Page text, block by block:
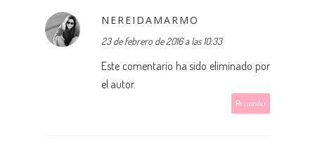
NEREIDAMARMO
23 de febrero de 2016 a las 10:33
Este comentario ha sido eliminado por
el autor.
Responder